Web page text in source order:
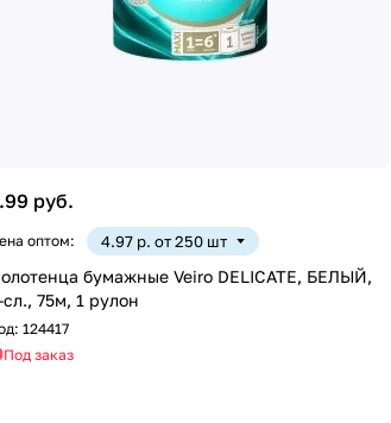
руб.
оптом: 4.97 р. от 250 шт
бумажные Veiro DELICATE, БЕЛЫЙ,
сл., 75м, 1 рулон
124417
Под заказ